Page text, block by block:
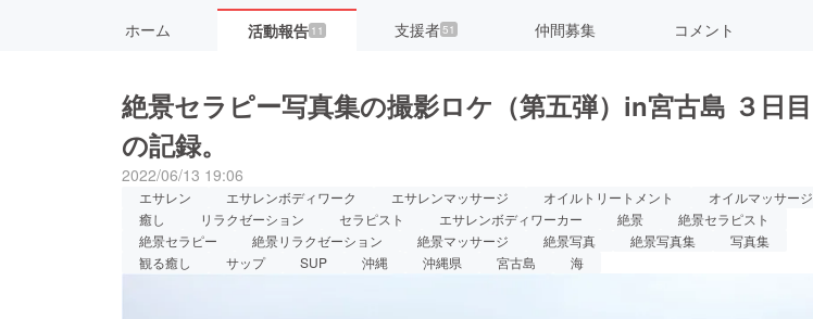
ホーム 活動報告 11 支援者51 仲間募集 コメント
絶景セラピー写真集の撮影ロケ（第五弾）in宮古島 ３日目
の記録。
2022/06/13 19:06
エサレン エサレンボディワーク エサレンマッサージ オイルトリートメント
オイルマッサージ
癒し
リラクゼーション セラピスト エサレンボディワーカー 絶景
絶景セラピスト
絶景セラピー
絶景リラクゼーション 絶景マッサージ 絶景写真 絶景写真集
写真集
観る癒し
サップ SUP 沖縄 沖縄県 宮古島 海